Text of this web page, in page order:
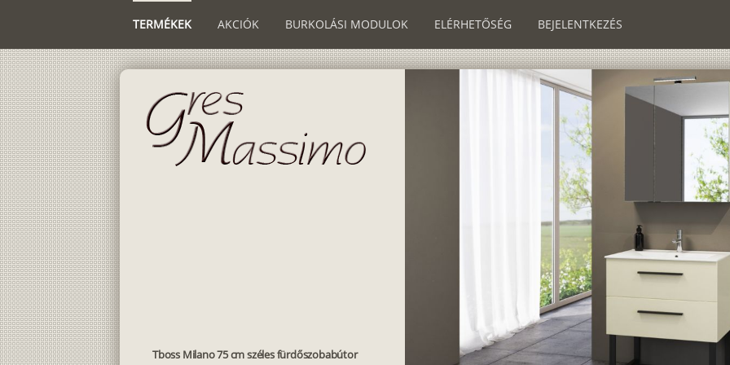
TERMÉKEK AKCIÓK BURKOLÁSI MODULOK ELÉRHETŐSÉG BEJELENTKEZÉS
Tboss Milano 75 cm széles fürdőszobabútor